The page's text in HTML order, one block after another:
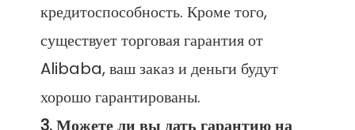
кредитоспособность. Кроме того,
существует торговая гарантия от
Alibaba, ваш заказ и деньги будут
3. Можете ли вы дать гарантию на